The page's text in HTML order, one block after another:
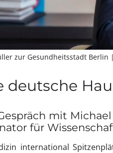
zur Gesundheitsstadt Berlin
deutsche
mit
für
international